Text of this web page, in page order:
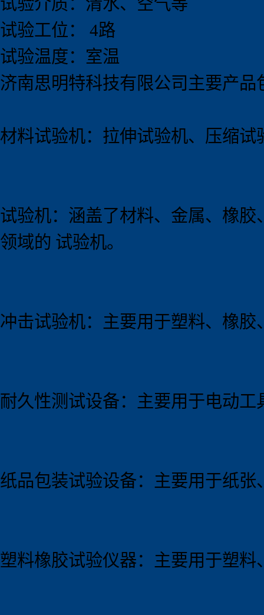
试验工位： 4路
试验温度：室温
济南思明特科技有限公司主要产品
材料试验机：拉伸试验机、压缩
试验机：涵盖了材料、金属、橡
领域的 试验机。
冲击试验机：主要用于塑料、橡
耐久性测试设备：主要用于电动
纸品包装试验设备：主要用于纸
塑料橡胶试验仪器：主要用于塑